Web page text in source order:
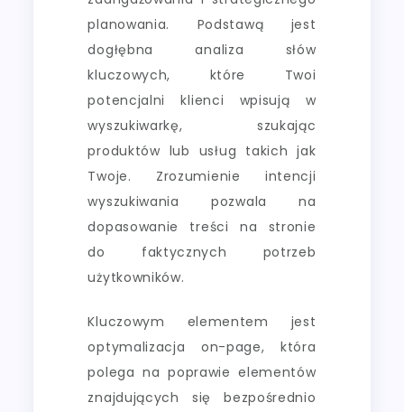
planowania. Podstawą jest
dogłębna analiza słów
kluczowych, które Twoi
potencjalni klienci wpisują w
wyszukiwarkę, szukając
produktów lub usług takich jak
Twoje. Zrozumienie intencji
wyszukiwania pozwala na
dopasowanie treści na stronie
do faktycznych potrzeb
użytkowników.
Kluczowym elementem jest
optymalizacja on-page, która
polega na poprawie elementów
znajdujących się bezpośrednio